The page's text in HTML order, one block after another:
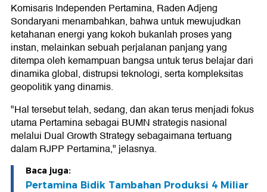
Komisaris Independen Pertamina, Raden Adjeng
Sondaryani menambahkan, bahwa untuk mewujudkan
ketahanan energi yang kokoh bukanlah proses yang
instan, melainkan sebuah perjalanan panjang yang
ditempa oleh kemampuan bangsa untuk terus belajar dari
dinamika global, distrupsi teknologi, serta kompleksitas
geopolitik yang dinamis.
"Hal tersebut telah, sedang, dan akan terus menjadi fokus
utama Pertamina sebagai BUMN strategis nasional
melalui Dual Growth Strategy sebagaimana tertuang
dalam RJPP Pertamina," jelasnya.
Baca juga:
Pertamina Bidik Tambahan Produksi 4 Miliar